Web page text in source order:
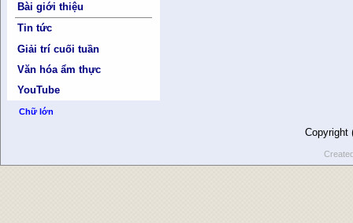
Bài giới thiệu
Tin tức
Giải trí cuối tuần
Văn hóa ẩm thực
YouTube
Chữ lớn
Copyright